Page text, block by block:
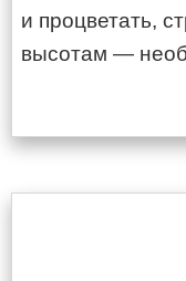
и процветать,
высотам —